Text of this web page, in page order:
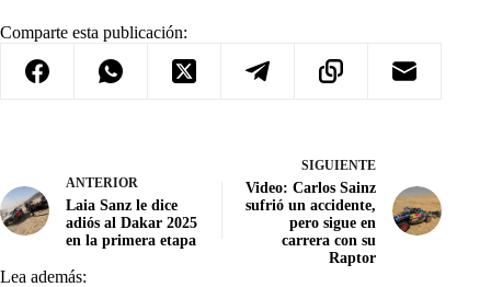
Comparte esta publicación:
ANTERIOR
Laia Sanz le dice
adiós al Dakar 2025
en la primera etapa
SIGUIENTE
Video: Carlos Sainz
sufrió un accidente,
pero sigue en
carrera con su
Raptor
Lea además: